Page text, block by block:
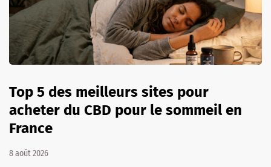
Top 5 des meilleurs sites pour
acheter du CBD pour le sommeil en
France
8 août 2026